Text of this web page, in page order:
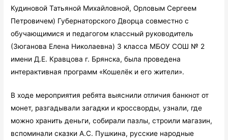
Кудиновой Татьяной Михайловной, Орловым Сергеем
Петровичем) Губернаторского Дворца совместно с
обучающимися и педагогом классный руководитель
(Зюганова Елена Николаевна) 3 класса МБОУ СОШ № 2
имени Д.Е. Кравцова г. Брянска, была проведена
интерактивная программ «Кошелёк и его жители».
В ходе мероприятия ребята выяснили отличия банкнот от
монет, разгадывали загадки и кроссворды, узнали, где
можно хранить деньги, собирали пазлы, строили магазин,
вспоминали сказки А.С. Пушкина, русские народные